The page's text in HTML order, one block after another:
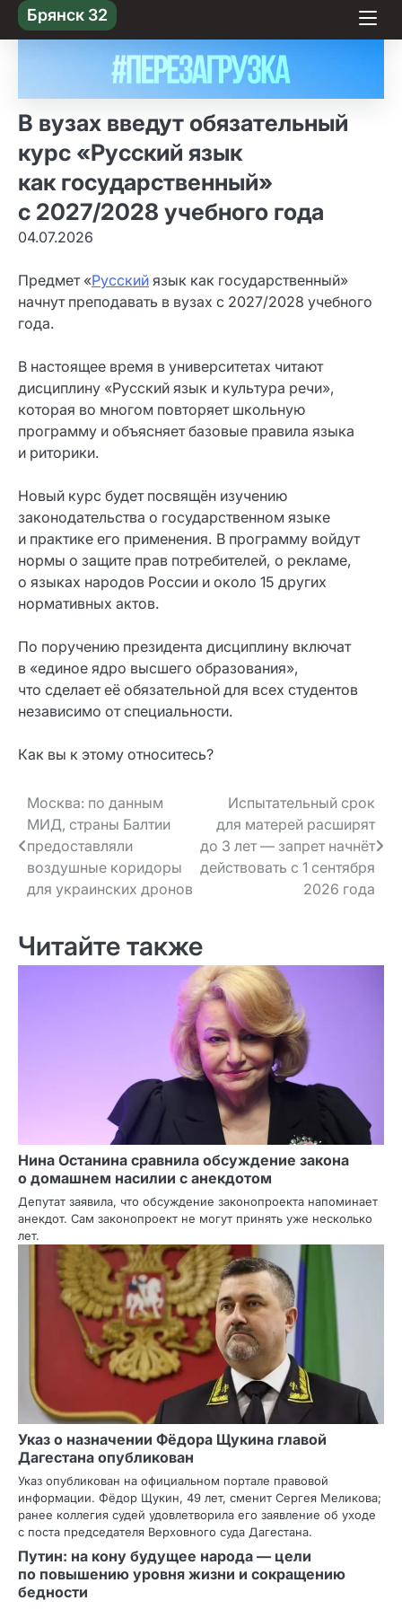
Skip
to content
Брянск 32
В вузах введут обязательный
курс «Русский язык
как государственный»
с 2027/2028 учебного года
04.07.2026
Предмет «Русский язык как государственный»
начнут преподавать в вузах с 2027/2028 учебного
года.
В настоящее время в университетах читают
дисциплину «Русский язык и культура речи»,
которая во многом повторяет школьную
программу и объясняет базовые правила языка
и риторики.
Новый курс будет посвящён изучению
законодательства о государственном языке
и практике его применения. В программу войдут
нормы о защите прав потребителей, о рекламе,
о языках народов России и около 15 других
нормативных актов.
По поручению президента дисциплину включат
в «единое ядро высшего образования»,
что сделает её обязательной для всех студентов
независимо от специальности.
Как вы к этому относитесь?
Навигация
по записям
Москва: по данным
МИД, страны Балтии
предоставляли
воздушные коридоры
для украинских дронов
Испытательный срок
для матерей расширят
до 3 лет — запрет начнёт
действовать с 1 сентября
2026 года
Читайте также
Нина Останина сравнила обсуждение закона
о домашнем насилии с анекдотом
Депутат заявила, что обсуждение законопроекта напоминает
анекдот. Сам законопроект не могут принять уже несколько
лет.
Указ о назначении Фёдора Щукина главой
Дагестана опубликован
Указ опубликован на официальном портале правовой
информации. Фёдор Щукин, 49 лет, сменит Сергея Меликова;
ранее коллегия судей удовлетворила его заявление об уходе
с поста председателя Верховного суда Дагестана.
Путин: на кону будущее народа — цели
по повышению уровня жизни и сокращению
бедности